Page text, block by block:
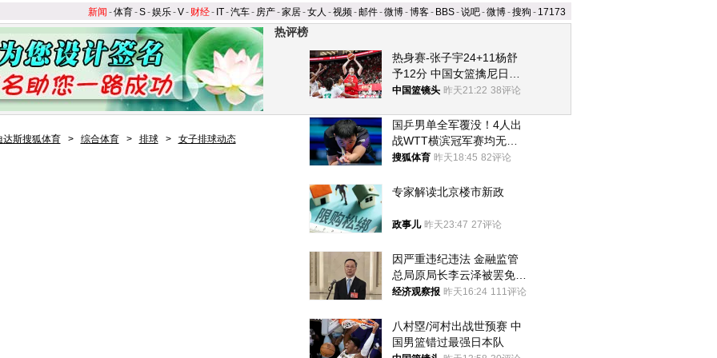
新闻 -体育-S-娱乐-V- 财经- IT-汽车- 房产-家居-女人 -视频-邮件-微博-博客- BBS-说吧-微博-搜狗 - 17173
热评榜
热身赛-张子宇24+11杨舒
予12分 中国女篮擒尼日利
亚
中国篮镜头 昨天21:22 38评论
国乒男单全军覆没！4人出
战WTT横滨冠军赛均无缘
八强
搜狐体育 昨天18:45 82评论
专家解读北京楼市新政
政事儿 昨天23:47 27评论
因严重违纪违法 金融监管
总局原局长李云泽被罢免全
国人大代表
经济观察报 昨天16:24 111评论
八村塁/河村出战世预赛 中
国男篮错过最强日本队
达斯搜狐体育 > 综合体育 > 排球 > 女子排球动态